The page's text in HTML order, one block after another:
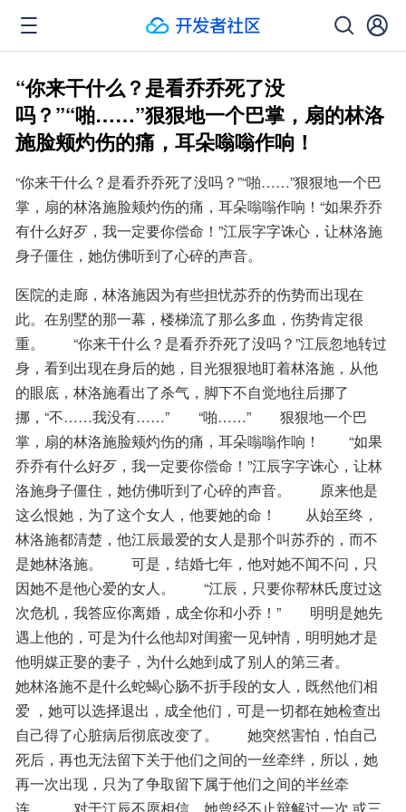
“你来干什么？是看乔乔死了没
吗？”“啪……”狠狠地一个巴掌，扇的林洛
施脸颊灼伤的痛，耳朵嗡嗡作响！
“你来干什么？是看乔乔死了没吗？”“啪……”狠狠地一个巴
掌，扇的林洛施脸颊灼伤的痛，耳朵嗡嗡作响！“如果乔乔
有什么好歹，我一定要你偿命！”江辰字字诛心，让林洛施
身子僵住，她仿佛听到了心碎的声音。
医院的走廊，林洛施因为有些担忧苏乔的伤势而出现在
此。在别墅的那一幕，楼梯流了那么多血，伤势肯定很
重。　　“你来干什么？是看乔乔死了没吗？”江辰忽地转过
身，看到出现在身后的她，目光狠狠地盯着林洛施，从他
的眼底，林洛施看出了杀气，脚下不自觉地往后挪了
挪，“不……我没有……”　　“啪……”　　狠狠地一个巴
掌，扇的林洛施脸颊灼伤的痛，耳朵嗡嗡作响！　　“如果
乔乔有什么好歹，我一定要你偿命！”江辰字字诛心，让林
洛施身子僵住，她仿佛听到了心碎的声音。　　原来他是
这么恨她，为了这个女人，他要她的命！　　从始至终，
林洛施都清楚，他江辰最爱的女人是那个叫苏乔的，而不
是她林洛施。　　可是，结婚七年，他对她不闻不问，只
因她不是他心爱的女人。　　“江辰，只要你帮林氏度过这
次危机，我答应你离婚，成全你和小乔！”　　明明是她先
遇上他的，可是为什么他却对闺蜜一见钟情，明明她才是
他明媒正娶的妻子，为什么她到成了别人的第三者。
她林洛施不是什么蛇蝎心肠不折手段的女人，既然他们相
爱 ，她可以选择退出，成全他们，可是一切都在她检查出
自己得了心脏病后彻底改变了。　　她突然害怕，怕自己
死后，再也无法留下关于他们之间的一丝牵绊，所以，她
再一次出现，只为了争取留下属于他们之间的半丝牵